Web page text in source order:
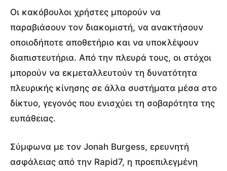
Οι κακόβουλοι χρήστες μπορούν να
παραβιάσουν τον διακομιστή, να ανακτήσουν
οποιοδήποτε αποθετήριο και να υποκλέψουν
διαπιστευτήρια. Από την πλευρά τους, οι στόχοι
μπορούν να εκμεταλλευτούν τη δυνατότητα
πλευρικής κίνησης σε άλλα συστήματα μέσα στο
δίκτυο, γεγονός που ενισχύει τη σοβαρότητα της
ευπάθειας.
Σύμφωνα με τον Jonah Burgess, ερευνητή
ασφάλειας από την Rapid7, η προεπιλεγμένη